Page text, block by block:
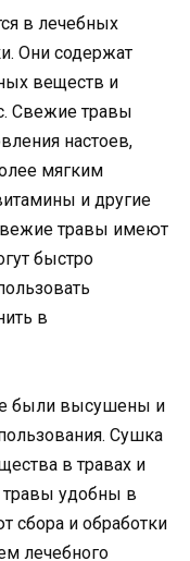
в лечебных
Они содержат
веществ и
Свежие травы
настоев,
мягким
и другие
травы имеют
быстро
в
были высушены и
Сушка
в травах и
травы удобны в
сбора и обработки
лечебного